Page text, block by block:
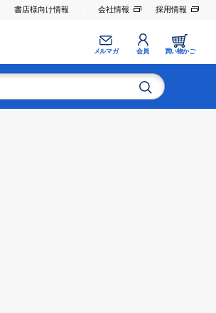
書店様向け情報 会社情報 採用情報
メルマガ 会員 買い物かご